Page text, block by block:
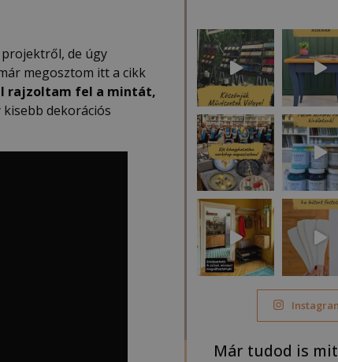
de úgy
megosztom itt a cikk
rajzoltam fel a mintát,
dekorációs
Már tudod is